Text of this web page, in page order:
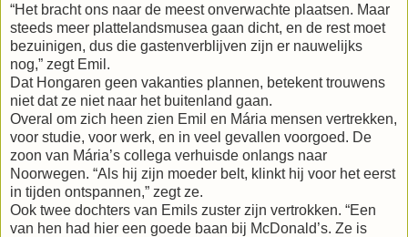
“Het bracht ons naar de meest onverwachte plaatsen. Maar
steeds meer plattelandsmusea gaan dicht, en de rest moet
bezuinigen, dus die gastenverblijven zijn er nauwelijks
nog,” zegt Emil.
Dat Hongaren geen vakanties plannen, betekent trouwens
niet dat ze niet naar het buitenland gaan.
Overal om zich heen zien Emil en Mária mensen vertrekken,
voor studie, voor werk, en in veel gevallen voorgoed. De
zoon van Mária’s collega verhuisde onlangs naar
Noorwegen. “Als hij zijn moeder belt, klinkt hij voor het eerst
in tijden ontspannen,” zegt ze.
Ook twee dochters van Emils zuster zijn vertrokken. “Een
van hen had hier een goede baan bij McDonald’s. Ze is